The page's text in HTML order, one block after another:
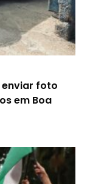
enviar foto
em Boa